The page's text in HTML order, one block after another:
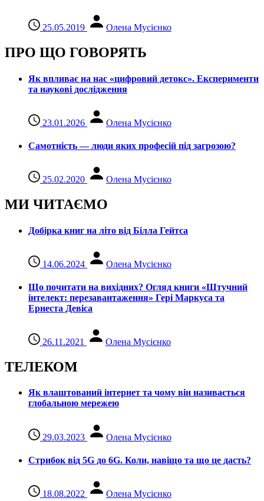
25.05.2019 Олена Мусієнко
ПРО ЩО ГОВОРЯТЬ
Як впливає на нас «цифровий детокс». Експерименти
та наукові дослідження
23.01.2026 Олена Мусієнко
Самотність — люди яких професій під загрозою?
25.02.2020 Олена Мусієнко
МИ ЧИТАЄМО
Добірка книг на літо від Білла Гейтса
14.06.2024 Олена Мусієнко
Що почитати на вихідних? Огляд книги «Штучний
інтелект: перезавантаження» Гері Маркуса та
Ернеста Девіса
26.11.2021 Олена Мусієнко
ТЕЛЕКОМ
Як влаштований інтернет та чому він називається
глобальною мережею
29.03.2023 Олена Мусієнко
Стрибок від 5G до 6G. Коли, навіщо та що це даcть?
18.08.2022 Олена Мусієнко